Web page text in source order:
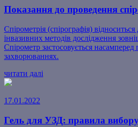
Показання до проведення
Спірометрія (спірографія)
інвазивних методів дослідження
Спірометр застосовується насамперед
захворюваннях.
читати далі
17.01.2022
Гель для УЗД: правила